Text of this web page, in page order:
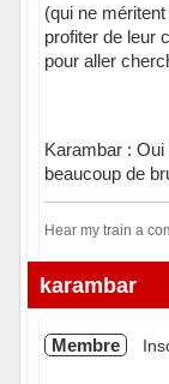
(qui ne
profiter de leur
pour aller
Karambar :
beaucoup de
Hear my train a
Hors ligne
karambar
Membre